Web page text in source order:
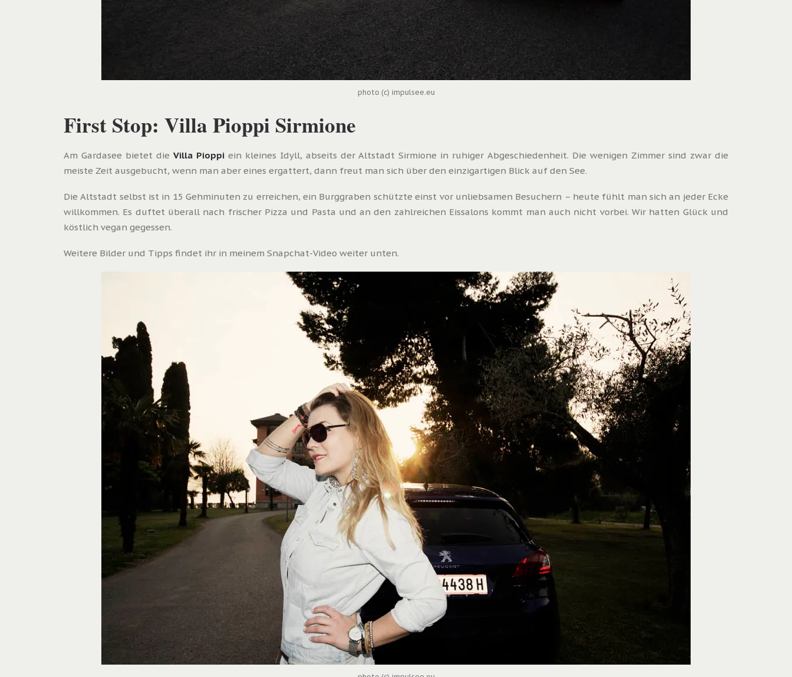
photo (c) impulsee.eu
First Stop: Villa Pioppi Sirmione
Am Gardasee bietet die Villa Pioppiein kleines Idyll, abseits der Altstadt Sirmione in ruhiger Abgeschiedenheit. Die wenigen Zimmer sind zwar die
meiste Zeit ausgebucht, wenn man aber eines ergattert, dann freut man sich über den einzigartigen Blick auf den See.
Die Altstadt selbst ist in 15 Gehminuten zu erreichen, ein Burggraben schützte einst vor unliebsamen Besuchern – heute fühlt man sich an jeder Ecke
willkommen. Es duftet überall nach frischer Pizza und Pasta und an den zahlreichen Eissalons kommt man auch nicht vorbei. Wir hatten Glück und
köstlich vegan gegessen.
Weitere Bilder und Tipps findet ihr in meinem Snapchat-Video weiter unten.